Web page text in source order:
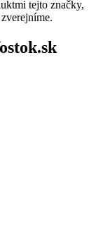
tejto značky,